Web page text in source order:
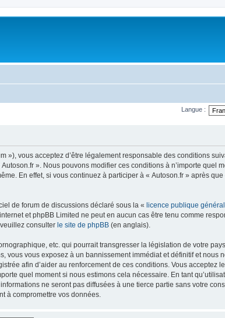
Langue :
»), vous acceptez d’être légalement responsable des conditions
». Nous pouvons modifier ces conditions à n’importe quel
En effet, si vous continuez à participer à « Autoson.fr » après
de forum de discussions déclaré sous la « licence publique
et phpBB Limited ne peut en aucun cas être tenu comme
consulter le site de phpBB (en anglais).
etc. qui pourrait transgresser la législation de votre
vous exposez à un bannissement immédiat et définitif et nous
afin d’aider au renforcement de ces conditions. Vous acceptez
quel moment si nous estimons cela nécessaire. En tant
ne seront pas diffusées à une tierce partie sans votre
à compromettre vos données.